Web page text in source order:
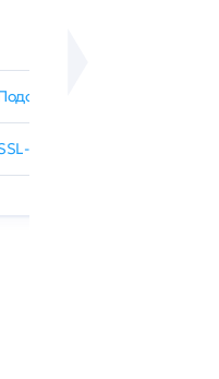
SSL-сертификат
сертификаты GlobalSign